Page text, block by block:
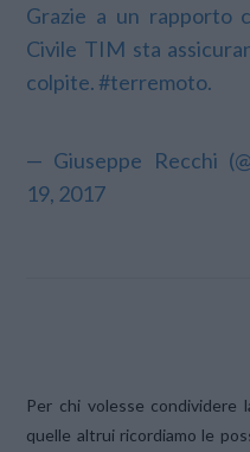
Grazie a un rapporto
Civile TIM sta
colpite.#terremoto.
— Giuseppe Recchi
19, 2017
Per chi volesse condividere
quelle altrui ricordiamo le